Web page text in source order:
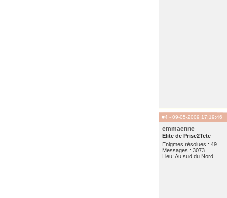
#4 - 09-05-2009 17:19:46
emmaenne
Elite de Prise2Tete
Enigmes résolues : 49
Messages : 3073
Lieu: Au sud du Nord